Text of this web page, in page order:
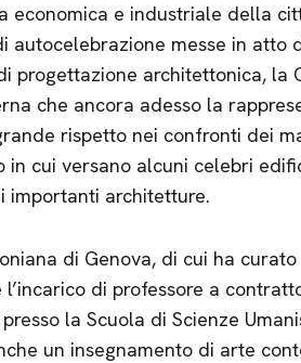
economica e industriale della
autocelebrazione messe in atto
progettazione architettonica, la
che ancora adesso la
rispetto nei confronti dei
cui versano alcuni celebri
importanti architetture.
di Genova, di cui ha
di professore a
la Scuola di Scienze
un insegnamento di arte